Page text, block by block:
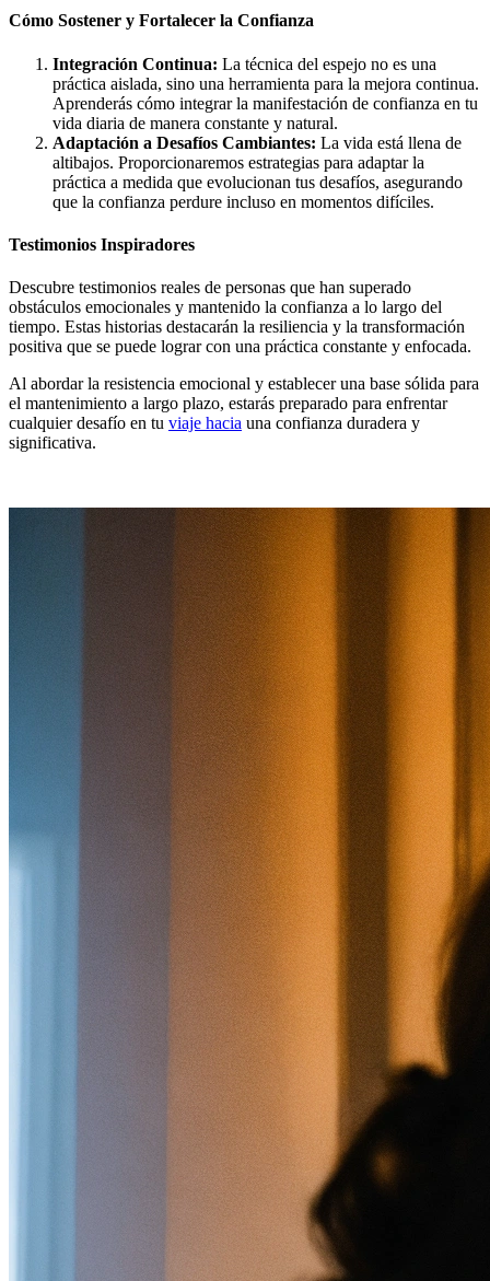
Cómo Sostener y Fortalecer la Confianza
Integración Continua: La técnica del espejo no es una
práctica aislada, sino una herramienta para la mejora continua.
Aprenderás cómo integrar la manifestación de confianza en tu
vida diaria de manera constante y natural.
Adaptación a Desafíos Cambiantes: La vida está llena de
altibajos. Proporcionaremos estrategias para adaptar la
práctica a medida que evolucionan tus desafíos, asegurando
que la confianza perdure incluso en momentos difíciles.
Testimonios Inspiradores
Descubre testimonios reales de personas que han superado
obstáculos emocionales y mantenido la confianza a lo largo del
tiempo. Estas historias destacarán la resiliencia y la transformación
positiva que se puede lograr con una práctica constante y enfocada.
Al abordar la resistencia emocional y establecer una base sólida para
el mantenimiento a largo plazo, estarás preparado para enfrentar
cualquier desafío en tu viaje hacia una confianza duradera y
significativa.